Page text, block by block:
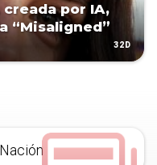
por IA,
“Misaligned”
32D